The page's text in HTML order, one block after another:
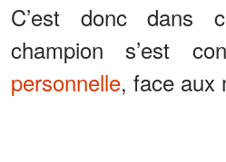
C’est donc dans
champion s’est
personnelle, face aux